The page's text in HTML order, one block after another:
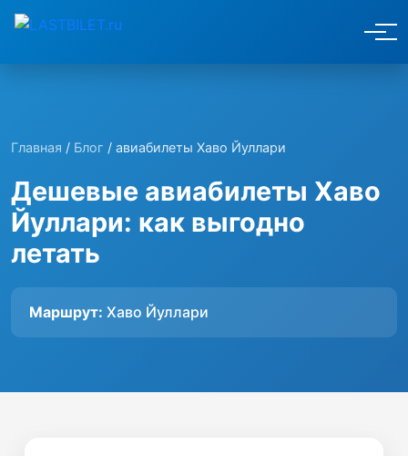
Главная / Блог / авиабилеты Хаво Йуллари
Дешевые авиабилеты Хаво
Йуллари: как выгодно
летать
Маршрут: Хаво Йуллари